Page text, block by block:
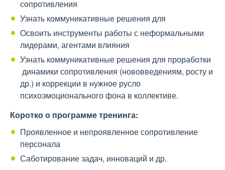
сопротивления
Узнать коммуникативные решения для
Освоить инструменты работы с неформальными
лидерами, агентами влияния
Узнать коммуникативные решения для проработки
динамики сопротивления (нововведениям, росту и
др.) и коррекции в нужное русло
психоэмоционального фона в коллективе.
Коротко о программе тренинга:
Проявленное и непроявленное сопротивление
персонала
Саботирование задач, инноваций и др.